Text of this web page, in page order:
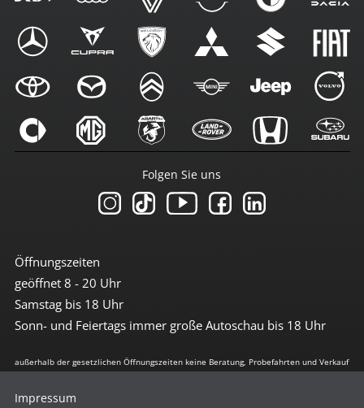
Öffnungszeiten
geöffnet 8 - 20 Uhr
Samstag bis 18 Uhr
Sonn- und Feiertags immer große Autoschau bis 18 Uhr
Folgen Sie uns
außerhalb der gesetzlichen Öffnungszeiten keine Beratung, Probefahrten und Verkauf
Impressum